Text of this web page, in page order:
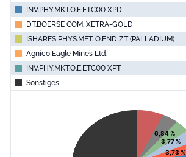
INV.PHY.MKT.O.E.ETC00 XPD
DT.BOERSE COM. XETRA-GOLD
ISHARES PHYS.MET. O.END ZT (PALLADIUM)
Agnico Eagle Mines Ltd.
INV.PHY.MKT.O.E.ETC00 XPT
Sonstiges
Pie chart with 11 slices.
View as data table, Chart
6,84 %
3,77 %
3,73 %